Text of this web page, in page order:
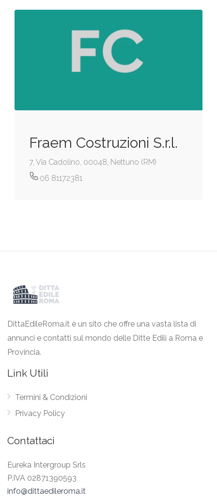
Fraem Costruzioni S.r.l.
7, Via Cadolino, 00048, Nettuno (RM)
06 81172381
DittaEdileRoma.it è un sito che offre una vasta lista di
annunci e contatti sul mondo delle Ditte Edili a Roma e
Provincia.
Link Utili
Termini & Condizioni
Privacy Policy
Contattaci
Eureka Intergroup Srls
P.IVA 02871390593
info@dittaedileroma.it